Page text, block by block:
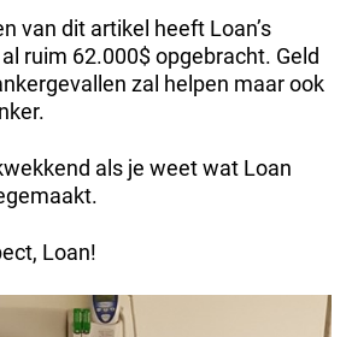
van dit artikel heeft Loan’s
ruim 62.000$ opgebracht. Geld
zal helpen maar ook
als je weet wat Loan
Loan!